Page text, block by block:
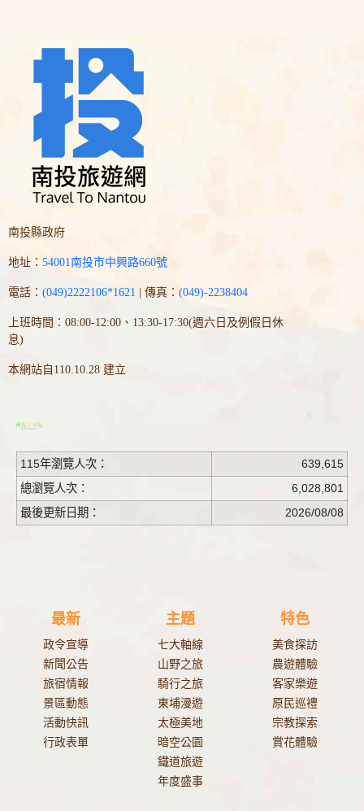
南投縣政府
地址： 54001南投市中興路660號
電話： (049)2222106*1621 | 傳真： (049)-2238404
上班時間：08:00-12:00、13:30-17:30(週六日及例假日休
息)
本網站自110.10.28 建立
115年瀏覽人次：
639,615
總瀏覽人次：
6,028,801
最後更新日期：
2026/08/08
最新
政令宣導
新聞公告
旅宿情報
景區動態
活動快訊
行政表單
主題
七大軸線
山野之旅
騎行之旅
東埔漫遊
太極美地
暗空公園
鐵道旅遊
年度盛事
特色
美食探訪
農遊體驗
客家樂遊
原民巡禮
宗教探索
賞花體驗